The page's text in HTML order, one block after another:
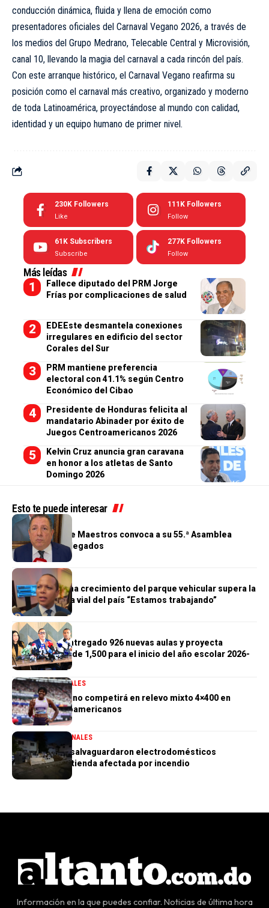
conducción dinámica, fluida y llena de emoción como
presentadores oficiales del Carnaval Vegano 2026, a través de
los medios del Grupo Medrano, Telecable Central y Microvisión,
canal 10, llevando la magia del carnaval a cada rincón del país.
Con este arranque histórico, el Carnaval Vegano reafirma su
posición como el carnaval más creativo, organizado y moderno
de toda Latinoamérica, proyectándose al mundo con calidad,
identidad y un equipo humano de primer nivel.
230K Followers
Like
111K Followers
Follow
61K Subscribers
Subscribe
277K Followers
Follow
Más leídas
Fallece diputado del PRM Jorge
Frías por complicaciones de salud
EDEEste desmantela conexiones
irregulares en edificio del sector
Corales del Sur
PRM mantiene preferencia
electoral con 41.1% según Centro
Económico del Cibao
Presidente de Honduras felicita al
mandatario Abinader por éxito de
Juegos Centroamericanos 2026
Kelvin Cruz anuncia gran caravana
en honor a los atletas de Santo
Domingo 2026
Esto te puede interesar
GENERALES
Cooperativa de Maestros convoca a su 55.ª Asamblea
General de Delegados
GENERALES
Morrison afirma crecimiento del parque vehicular supera la
infraestructura vial del país “Estamos trabajando”
GENERALES
Gobierno ha entregado 926 nuevas aulas y proyecta
alcanzar meta de 1,500 para el inicio del año escolar 2026-
2027
DEPORTESGENERALES
Marileidy Paulino competirá en relevo mixto 4×400 en
Juegos Centroamericanos
GENERALES NACIONALES
PN aclara que salvaguardaron electrodomésticos
sustraídos de tienda afectada por incendio
Información en la que puedes confiar. Noticias de última hora